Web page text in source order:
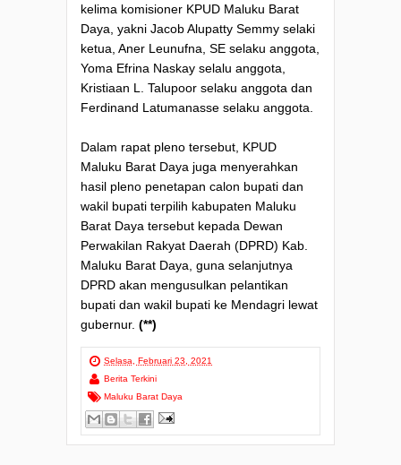
kelima komisioner KPUD Maluku Barat
Daya, yakni Jacob Alupatty Semmy selaki
ketua, Aner Leunufna, SE selaku anggota,
Yoma Efrina Naskay selalu anggota,
Kristiaan L. Talupoor selaku anggota dan
Ferdinand Latumanasse selaku anggota.
Dalam rapat pleno tersebut, KPUD
Maluku Barat Daya juga menyerahkan
hasil pleno penetapan calon bupati dan
wakil bupati terpilih kabupaten Maluku
Barat Daya tersebut kepada Dewan
Perwakilan Rakyat Daerah (DPRD) Kab.
Maluku Barat Daya, guna selanjutnya
DPRD akan mengusulkan pelantikan
bupati dan wakil bupati ke Mendagri lewat
gubernur. (**)
Selasa, Februari 23, 2021
Berita Terkini
Maluku Barat Daya